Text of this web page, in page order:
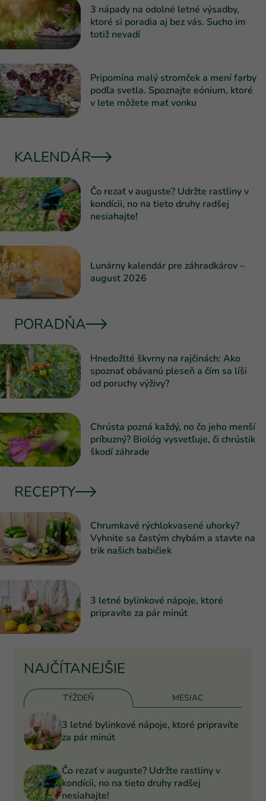
3 nápady na odolné letné výsadby,
ktoré si poradia aj bez vás. Sucho im
totiž nevadí
Pripomína malý stromček a mení farby
podľa svetla. Spoznajte eónium, ktoré
v lete môžete mať vonku
KALENDÁR
Čo rezať v auguste? Udržte rastliny v
kondícii, no na tieto druhy radšej
nesiahajte!
Lunárny kalendár pre záhradkárov –
august 2026
PORADŇA
Hnedožlté škvrny na rajčinách: Ako
spoznať obávanú pleseň a čím sa líši
od poruchy výživy?
Chrústa pozná každý, no čo jeho menší
príbuzný? Biológ vysvetľuje, či chrústik
škodí záhrade
RECEPTY
Chrumkavé rýchlokvasené uhorky?
Vyhnite sa častým chybám a stavte na
trik našich babičiek
3 letné bylinkové nápoje, ktoré
pripravíte za pár minút
NAJČÍTANEJŠIE
TÝŽDEŇ MESIAC
3 letné bylinkové nápoje, ktoré pripravíte
za pár minút
Čo rezať v auguste? Udržte rastliny v
kondícii, no na tieto druhy radšej
nesiahajte!